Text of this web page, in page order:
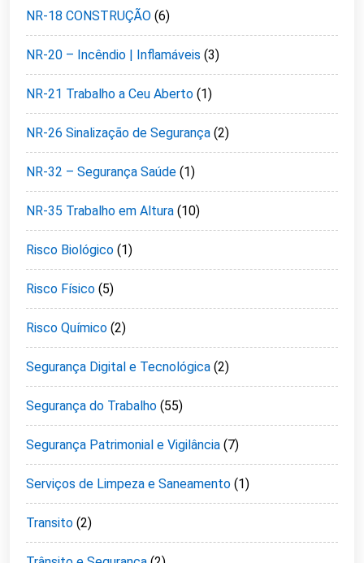
NR-18 CONSTRUÇÃO (6)
NR-20 – Incêndio | Inflamáveis (3)
NR-21 Trabalho a Ceu Aberto (1)
NR-26 Sinalização de Segurança (2)
NR-32 – Segurança Saúde (1)
NR-35 Trabalho em Altura (10)
Risco Biológico (1)
Risco Físico (5)
Risco Químico (2)
Segurança Digital e Tecnológica (2)
Segurança do Trabalho (55)
Segurança Patrimonial e Vigilância (7)
Serviços de Limpeza e Saneamento (1)
Transito (2)